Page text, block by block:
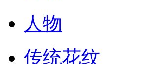
人物
传统花纹